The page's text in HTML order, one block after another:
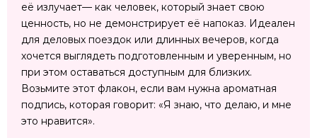
её излучает— как человек, который знает свою
ценность, но не демонстрирует её напоказ. Идеален
для деловых поездок или длинных вечеров, когда
хочется выглядеть подготовленным и уверенным, но
при этом оставаться доступным для близких.
Возьмите этот флакон, если вам нужна ароматная
подпись, которая говорит: «Я знаю, что делаю, и мне
это нравится».